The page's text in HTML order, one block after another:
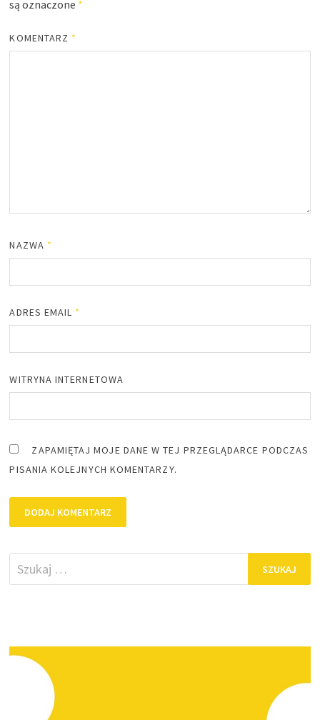
są oznaczone *
KOMENTARZ *
NAZWA *
ADRES EMAIL *
WITRYNA INTERNETOWA
ZAPAMIĘTAJ MOJE DANE W TEJ PRZEGLĄDARCE PODCZAS
PISANIA KOLEJNYCH KOMENTARZY.
Szukaj: